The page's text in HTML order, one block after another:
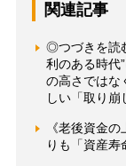
関連記事
◎つづきを読
利のある時代
の高さでは
しい「取り
《老後資金
りも「資産寿